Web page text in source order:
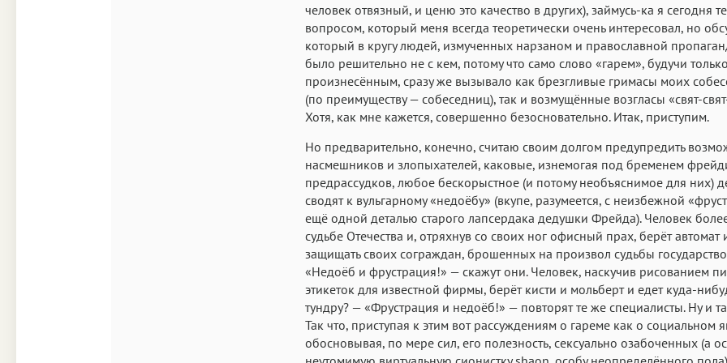
Аа
Roboto
Аа
Garamond
Аа
Fira Sans
Аа
Iowan
Аа
San Francisco Аа
SF Serif
Аа Аа Аа
Аа
Courier
Аа
Courier New
Аа
Menlo
человек отвязный, и ценю это качество в других), займусь-ка я сегодня
вопросом, который меня всегда теоретически очень интересовал, но
который в кругу людей, измученных нарзаном и православной
было решительно не с кем, потому что само слово «гарем», будучи только
произнесённым, сразу же вызывало как брезгливые гримасы моих
(по преимуществу — собеседниц), так и возмущённые возгласы «свят-
Хотя, как мне кажется, совершенно безосновательно. Итак, приступим.
Но предварительно, конечно, считаю своим долгом предупредить
насмешников и злопыхателей, каковые, изнемогая под бременем
предрассудков, любое бескорыстное (и потому необъяснимое для них)
сводят к вульгарному «недоёбу» (вкупе, разумеется, с неизбежной
ещё одной деталью старого лапсердака дедушки Фрейда). Человек
судьбе Отечества и, отряхнув со своих ног офисный прах, берёт автомат
защищать своих сограждан, брошенных на произвол судьбы
«Недоёб и фрустрация!» — скажут они. Человек, наскучив рисованием
этикеток для известной фирмы, берёт кисти и мольберт и едет куда-
тундру? — «Фрустрация и недоёб!» — повторят те же специалисты. Ну и
Так что, приступая к этим вот рассуждениям о гареме как о социальном
обосновывая, по мере сил, его полезность, сексуально озабоченных (а